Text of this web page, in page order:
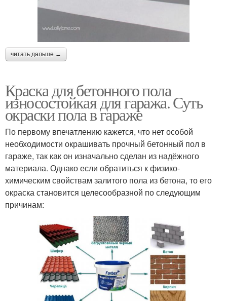
читать дальше →
Краска для бетонного пола
износостойкая для гаража. Суть
окраски пола в гараже
По первому впечатлению кажется, что нет особой
необходимости окрашивать прочный бетонный пол в
гараже, так как он изначально сделан из надёжного
материала. Однако если обратиться к физико-
химическим свойствам залитого пола из бетона, то его
окраска становится целесообразной по следующим
причинам: